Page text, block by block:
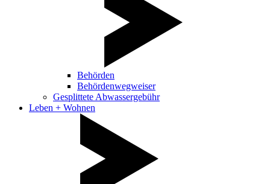
Behörden
Behördenwegweiser
Gesplittete Abwassergebühr
Leben + Wohnen